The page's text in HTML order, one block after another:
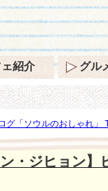
グ「ソウルのおしゃれ」
い優雅な美貌〜♪
・ジヒョン
紹介 グル